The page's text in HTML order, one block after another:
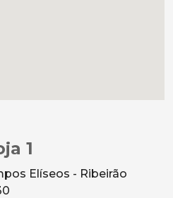
1
Elíseos - Ribeirão